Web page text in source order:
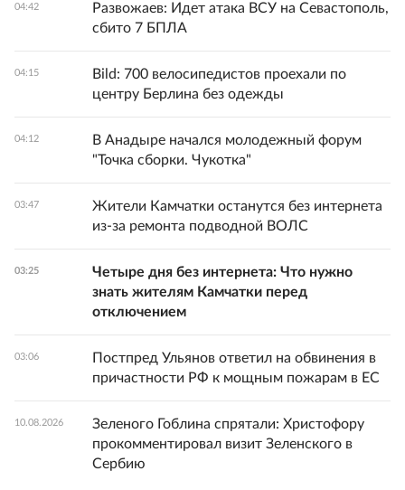
04:42
Развожаев: Идет атака ВСУ на Севастополь,
сбито 7 БПЛА
04:15
Bild: 700 велосипедистов проехали по
центру Берлина без одежды
04:12
В Анадыре начался молодежный форум
"Точка сборки. Чукотка"
03:47
Жители Камчатки останутся без интернета
из-за ремонта подводной ВОЛС
03:25
Четыре дня без интернета: Что нужно
знать жителям Камчатки перед
отключением
03:06
Постпред Ульянов ответил на обвинения в
причастности РФ к мощным пожарам в ЕС
10.08.2026
Зеленого Гоблина спрятали: Христофору
прокомментировал визит Зеленского в
Сербию